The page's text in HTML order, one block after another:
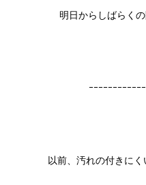
明日からしばらく
ｰｰｰｰｰｰｰｰｰｰｰ
以前、汚れの付きに